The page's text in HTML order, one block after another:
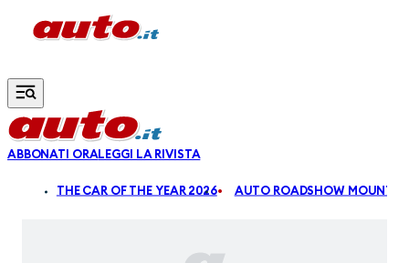
Vai al contenuto principale
ABBONATI ORALEGGI LA RIVISTA
THE CAR OF THE YEAR 2026 AUTO ROADSHOW